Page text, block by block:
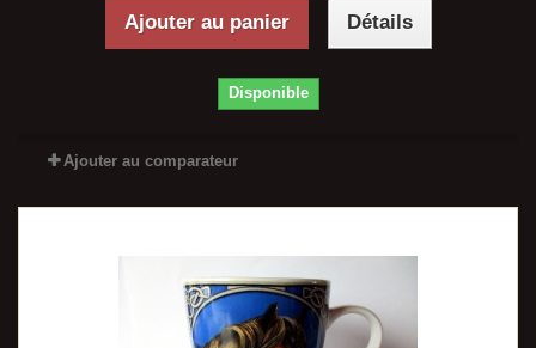
Ajouter au panier Détails
Disponible
Ajouter au comparateur